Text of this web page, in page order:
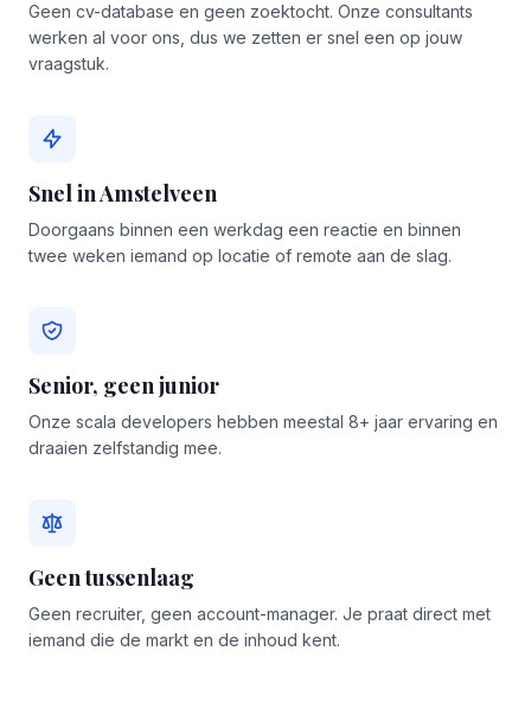
Geen cv-database en geen zoektocht. Onze consultants
werken al voor ons, dus we zetten er snel een op jouw
vraagstuk.
Snel in Amstelveen
Doorgaans binnen een werkdag een reactie en binnen
twee weken iemand op locatie of remote aan de slag.
Senior, geen junior
Onze scala developers hebben meestal 8+ jaar ervaring en
draaien zelfstandig mee.
Geen tussenlaag
Geen recruiter, geen account-manager. Je praat direct met
iemand die de markt en de inhoud kent.